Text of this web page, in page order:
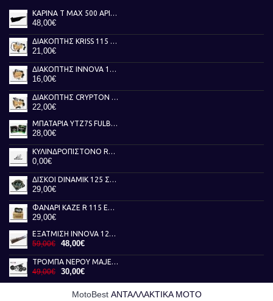
ΚΑΡΙΝΑ T MAX 500 ΑΡΙΣΤΕΡΗ ΜΑΥΡΗ 01-07
48,00€
ΔΙΑΚΟΠΤΗΣ KRISS 115 TOBAKI
21,00€
ΔΙΑΚΟΠΤΗΣ INNOVA 125 TOBAKI
16,00€
ΔΙΑΚΟΠΤΗΣ CRYPTON X 135 TOBAKI
22,00€
ΜΠΑΤΑΡΙΑ YTZ7S FULBAT
28,00€
ΚΥΛΙΝΔΡΟΠΙΣΤΟΝΟ RUNNER 50 AKEBBO
0,00€
ΔΙΣΚΟΙ DINAMIK 125 ΣΥΜΠΛΕΚΤΗ NEWFREN
29,00€
ΦΑΝΑΡΙ KAZE R 115 ΕΜΠΡΟΣ ΓΝΗΣΙΟ
29,00€
ΕΞΑΤΜΙΣΗ INNOVA 125 FEDERAL
59,00€ 48,00€
ΤΡΟΜΠΑ ΝΕΡΟΥ MAJESTY 400 RMS
49,00€ 30,00€
MotoBest ΑΝΤΑΛΛΑΚΤΙΚΑ ΜΟΤΟ